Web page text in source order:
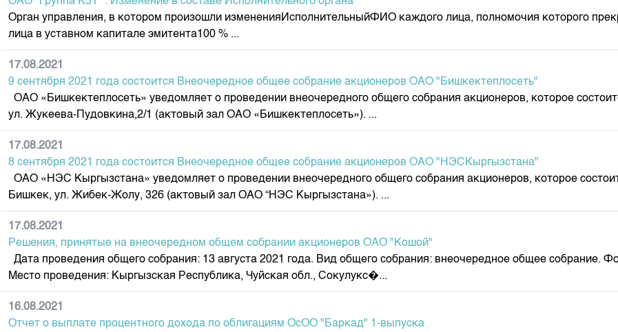
Орган управления, в котором произошли измененияИсполнительныйФИО каждого лица, полномочия которого
лица в уставном капитале эмитента100 % ...
17.08.2021
9 сентября 2021 года состоится Внеочередное общее собрание акционеров ОАО "Бишкектеплосеть"
ОАО «Бишкектеплосеть» уведомляет о проведении внеочередного общего собрания акционеров, которое
ул. Жукеева-Пудовкина,2/1 (актовый зал ОАО «Бишкектеплосеть»). ...
17.08.2021
8 сентября 2021 года состоится Внеочередное общее собрание акционеров ОАО "НЭСКыргызстана"
ОАО «НЭС Кыргызстана» уведомляет о проведении внеочередного общего собрания акционеров, которое
Бишкек, ул. Жибек-Жолу, 326 (актовый зал ОАО “НЭС Кыргызстана»). ...
17.08.2021
Решения, принятые на внеочередном общем собрании акционеров ОАО "Кошой"
Дата проведения общего собрания: 13 августа 2021 года. Вид общего собрания: внеочередное общее собрание.
Место проведения: Кыргызская Республика, Чуйская обл., Сокулукс�...
16.08.2021
Отчет о выплате процентного дохода по облигациям ОсОО "Баркад" 1-выпуска